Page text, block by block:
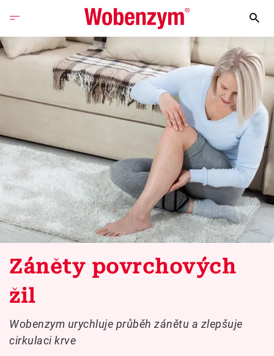
Záněty povrchových
žil
Wobenzym urychluje průběh zánětu a zlepšuje
cirkulaci krve